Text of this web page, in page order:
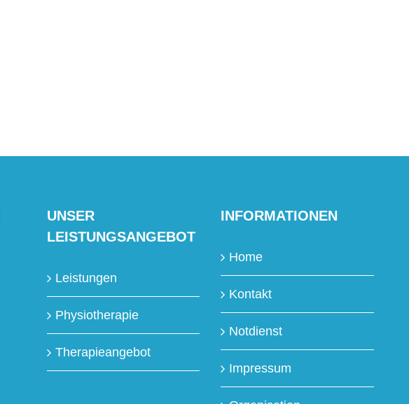
UNSER
LEISTUNGSANGEBOT
Leistungen
Physiotherapie
Therapieangebot
INFORMATIONEN
Home
Kontakt
Notdienst
Impressum